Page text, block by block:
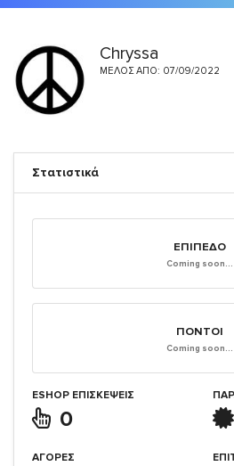
Chryssa
ΜΈΛΟΣ ΑΠΌ: 07/09/2022
Στατιστικά
ΕΠΊΠΕΔΟ
Coming soon...
ΠΌΝΤΟΙ
Coming soon...
ESHOP ΕΠΙΣΚΈΨΕΙΣ
0
ΑΓΟΡΈΣ